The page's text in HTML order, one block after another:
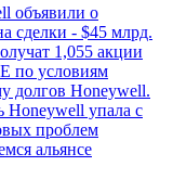
объявили о
сделки - $45 млрд.
1,055 акции
по условиям
долгов Honeywell.
Honeywell упала с
проблем
альянсе